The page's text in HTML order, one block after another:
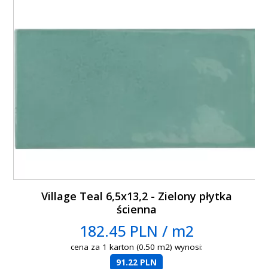
Village Teal 6,5x13,2 - Zielony płytka
ścienna
182.45 PLN / m2
cena za 1 karton (0.50 m2) wynosi:
91.22 PLN